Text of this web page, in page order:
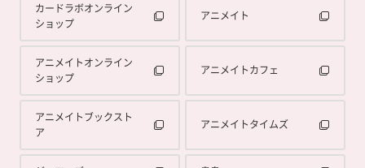
カードラボオンライン
ショップ
アニメイト
アニメイトオンライン
ショップ
アニメイトカフェ
アニメイトブックスト
ア
アニメイトタイムズ